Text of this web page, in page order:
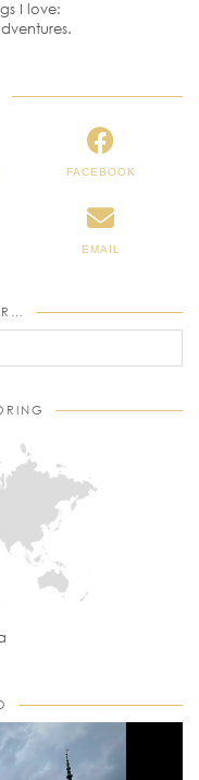
I love:
FACEBOOK
EMAIL